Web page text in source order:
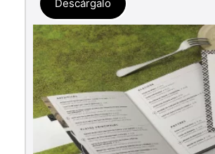
Descárgalo